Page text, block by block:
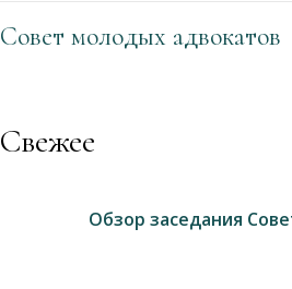
Совет молодых адвокатов
Свежее
Обзор заседания